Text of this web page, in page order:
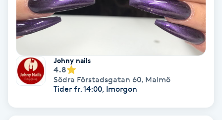
Fet hårbotten
Fettreducering
Fibromassage
Fillers
Johny nails
4.8
Södra Förstadsgatan 60, Malmö
Tider fr. 14:00, Imorgon